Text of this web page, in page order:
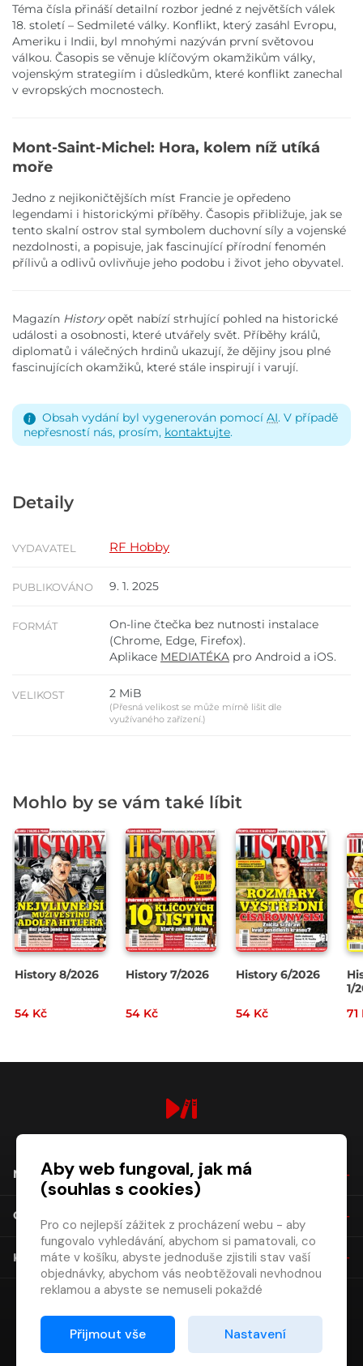
Téma čísla přináší detailní rozbor jedné z největších válek
18. století – Sedmileté války. Konflikt, který zasáhl Evropu,
Ameriku i Indii, byl mnohými nazýván první světovou
válkou. Časopis se věnuje klíčovým okamžikům války,
vojenským strategiím i důsledkům, které konflikt zanechal
v evropských mocnostech.
Mont-Saint-Michel: Hora, kolem níž utíká
moře
Jedno z nejikoničtějších míst Francie je opředeno
legendami i historickými příběhy. Časopis přibližuje, jak se
tento skalní ostrov stal symbolem duchovní síly a vojenské
nezdolnosti, a popisuje, jak fascinující přírodní fenomén
přílivů a odlivů ovlivňuje jeho podobu i život jeho obyvatel.
Magazín Historyopět nabízí strhující pohled na historické
události a osobnosti, které utvářely svět. Příběhy králů,
diplomatů i válečných hrdinů ukazují, že dějiny jsou plné
fascinujících okamžiků, které stále inspirují i varují.
Obsah vydání byl vygenerován pomocí AI. V případě
nepřesností nás, prosím, kontaktujte.
Detaily
VYDAVATEL RF Hobby
PUBLIKOVÁNO 9. 1. 2025
FORMÁT
On-line čtečka bez nutnosti instalace
(Chrome, Edge, Firefox).
Aplikace MEDIATÉKA pro Android a iOS.
VELIKOST 2 MiB
(Přesná velikost se může mírně lišit dle
využívaného zařízení.)
Mohlo by se vám také líbit
History 8/2026
54 Kč
History 7/2026
54 Kč
History 6/2026
54 Kč
1/
71
NÁKUP
O SPOLEČNOSTI
KONTAKT
Aby web fungoval, jak má
(souhlas s cookies)
Pro co nejlepší zážitek z procházení webu - aby
fungovalo vyhledávání, abychom si pamatovali, co
máte v košíku, abyste jednoduše zjistili stav vaší
objednávky, abychom vás neobtěžovali nevhodnou
reklamou a abyste se nemuseli pokaždé
Proto od vás potřebujeme souhlas se
zpracováním souborů cookies
Přijmout vše Nastavení